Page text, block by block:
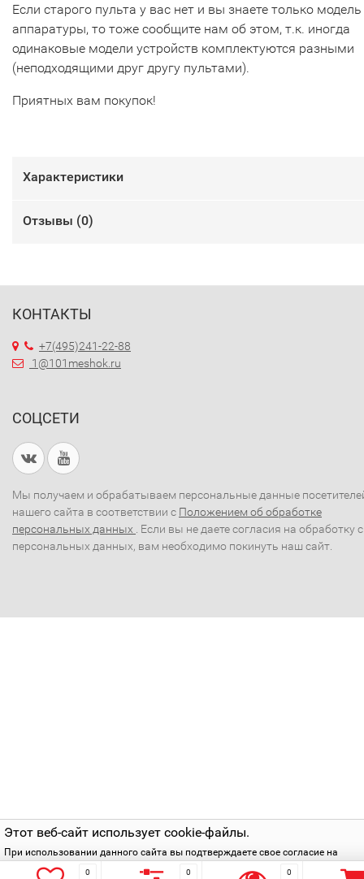
Этот веб-сайт использует cookie-файлы.
При использовании данного сайта вы подтверждаете свое согласие на
использование cookie-файлов в соответствии с нашей
Если старого пульта у вас нет и вы знаете только модель
аппаратуры, то тоже сообщите нам об этом, т.к. иногда
одинаковые модели устройств комплектуются разными
(неподходящими друг другу пультами).
Приятных вам покупок!
Характеристики
Отзывы (0)
КОНТАКТЫ
+7(495)241-22-88
1@101meshok.ru
СОЦСЕТИ
Мы получаем и обрабатываем персональные данные
нашего сайта в соответствии с Положением об обработке
персональных данных . Если вы не даете согласия на обработку
персональных данных, вам необходимо покинуть наш сайт.
0 0 0